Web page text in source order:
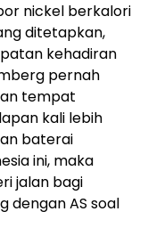
nickel berkalori
ditetapkan,
kehadiran
pernah
tempat
kali lebih
baterai
ini, maka
jalan bagi
dengan AS soal